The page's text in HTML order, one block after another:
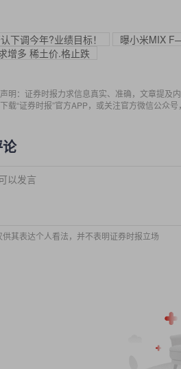
下调今年?业绩目标！
曝小米MIX
增多 稀土价.格止跌
声明：证券时报力求信息真实、准确，文章提及
下载“证券时报”官方APP，或关注官方微信公众
以发言
供其表达个人看法，并不表明证券时报立场